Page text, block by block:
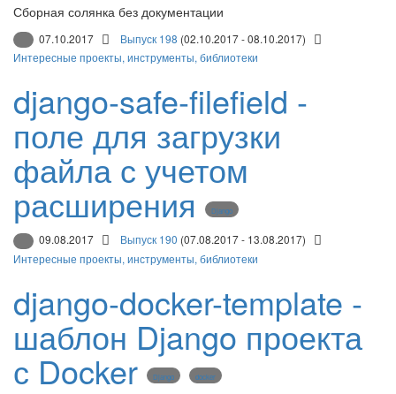
Сборная солянка без документации
07.10.2017 Выпуск 198 (02.10.2017 - 08.10.2017)
Интересные проекты, инструменты, библиотеки
django-safe-filefield -
поле для загрузки
файла с учетом
расширения Django
09.08.2017 Выпуск 190 (07.08.2017 - 13.08.2017)
Интересные проекты, инструменты, библиотеки
django-docker-template -
шаблон Django проекта
с Docker Django docker